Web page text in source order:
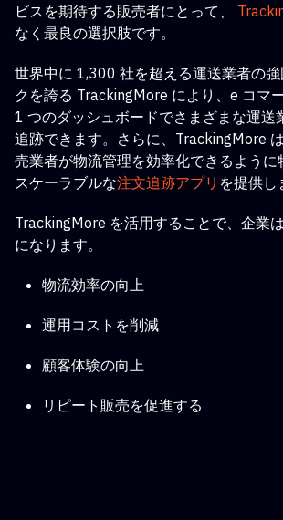
ビスを期待する販売者にとって、
なく最良の選択肢です。
世界中に 1,300 社を超える運送業者の
クを誇る TrackingMore により、e コマ
1 つのダッシュボードでさまざまな運送
追跡できます。さらに、TrackingMore
売業者が物流管理を効率化できるように
スケーラブルな注文追跡アプリ を提供し
TrackingMore を活用することで、企業
になります。
物流効率の向上
運用コストを削減
顧客体験の向上
リピート販売を促進する